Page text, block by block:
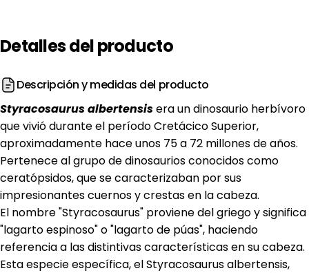
Detallesdelproducto
Descripción y medidas del producto
Styracosaurus albertensisera un dinosaurio herbívoro
que vivió durante el período Cretácico Superior,
aproximadamente hace unos 75 a 72 millones de años.
Pertenece al grupo de dinosaurios conocidos como
ceratópsidos, que se caracterizaban por sus
impresionantes cuernos y crestas en la cabeza.
El nombre "Styracosaurus" proviene del griego y significa
"lagarto espinoso" o "lagarto de púas", haciendo
referencia a las distintivas características en su cabeza.
Esta especie específica, el Styracosaurus albertensis,